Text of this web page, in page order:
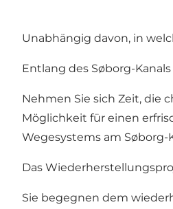
Unabhängig davon, in
Entlang des Søborg-
Nehmen Sie sich Zeit, die
Möglichkeit für einen
Wegesystems am Søborg-
Das
Sie begegnen dem